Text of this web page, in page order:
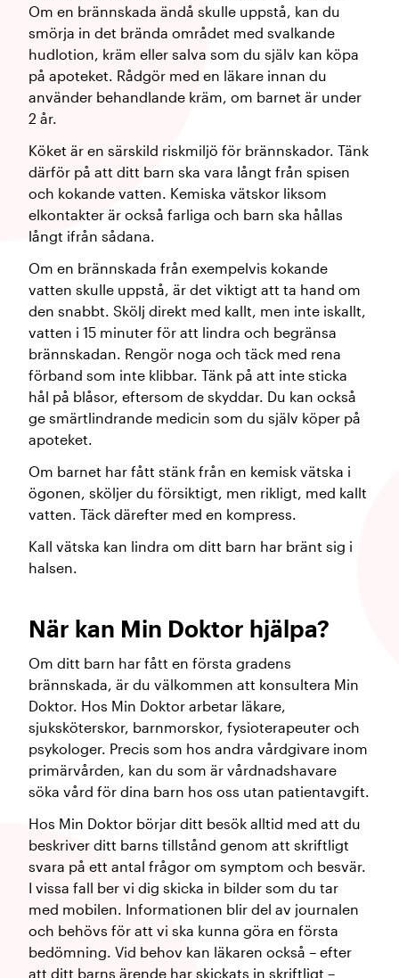
Om en brännskada ändå skulle uppstå, kan du
smörja in det brända området med svalkande
hudlotion, kräm eller salva som du själv kan köpa
på apoteket. Rådgör med en läkare innan du
använder behandlande kräm, om barnet är under
2 år.
Köket är en särskild riskmiljö för brännskador. Tänk
därför på att ditt barn ska vara långt från spisen
och kokande vatten. Kemiska vätskor liksom
elkontakter är också farliga och barn ska hållas
långt ifrån sådana.
Om en brännskada från exempelvis kokande
vatten skulle uppstå, är det viktigt att ta hand om
den snabbt. Skölj direkt med kallt, men inte iskallt,
vatten i 15 minuter för att lindra och begränsa
brännskadan. Rengör noga och täck med rena
förband som inte klibbar. Tänk på att inte sticka
hål på blåsor, eftersom de skyddar. Du kan också
ge smärtlindrande medicin som du själv köper på
apoteket.
Om barnet har fått stänk från en kemisk vätska i
ögonen, sköljer du försiktigt, men rikligt, med kallt
vatten. Täck därefter med en kompress.
Kall vätska kan lindra om ditt barn har bränt sig i
halsen.
När kan Min Doktor hjälpa?
Om ditt barn har fått en första gradens
brännskada, är du välkommen att konsultera Min
Doktor. Hos Min Doktor arbetar läkare,
sjuksköterskor, barnmorskor, fysioterapeuter och
psykologer. Precis som hos andra vårdgivare inom
primärvården, kan du som är vårdnadshavare
söka vård för dina barn hos oss utan patientavgift.
Hos Min Doktor börjar ditt besök alltid med att du
beskriver ditt barns tillstånd genom att skriftligt
svara på ett antal frågor om symptom och besvär.
I vissa fall ber vi dig skicka in bilder som du tar
med mobilen. Informationen blir del av journalen
och behövs för att vi ska kunna göra en första
bedömning. Vid behov kan läkaren också – efter
att ditt barns ärende har skickats in skriftligt –